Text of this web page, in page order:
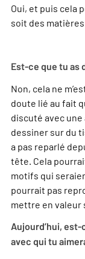
Oui, et puis cela
soit des
Est-ce que tu as
Non, cela ne
doute lié au fait
discuté avec une
dessiner sur du
a pas reparlé
tête. Cela
motifs qui
pourrait pas
mettre en valeur
Aujourd’hui,
avec qui tu